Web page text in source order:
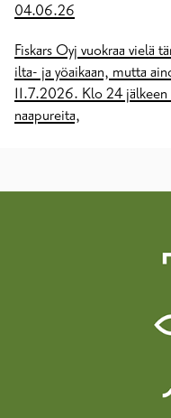
04.06.26
Fiskars Oyj vuokraa vielä
ilta- ja yöaikaan, mutta
11.7.2026. Klo 24
naapureita,